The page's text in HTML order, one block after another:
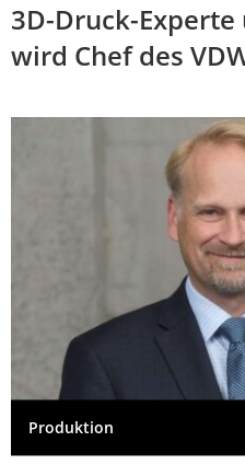
3D-Druck-
wird Chef des
Produktion